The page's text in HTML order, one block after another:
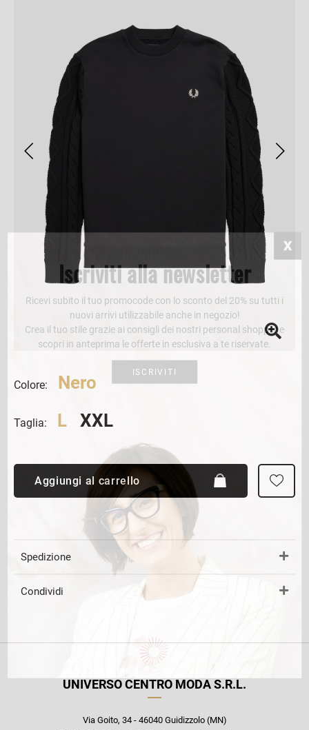
Colore: Nero
Taglia: L XXL
Aggiungi al carrello
Spedizione
Condividi
UNIVERSO CENTRO MODA S.R.L.
Via Goito, 34 - 46040 Guidizzolo (MN)
Iscriviti alla newsletter
Ricevi subito il tuo promocode con lo sconto del 20% su tutti i
nuovi arrivi utilizzabile anche in negozio!
Crea il tuo stile grazie ai consigli dei nostri personal shopper e
scopri in anteprima le offerte in esclusiva a te riservate.
ISCRIVITI